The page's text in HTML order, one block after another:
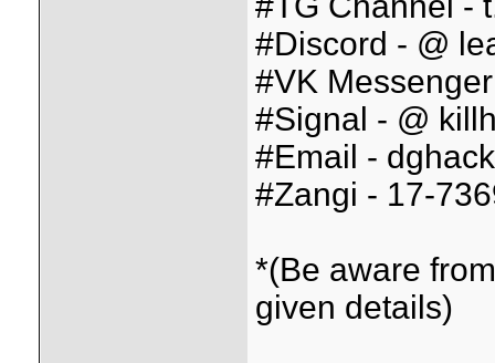
#Discord - @
#VK
#Signal - @
#Email -
#Zangi - 17-
*(Be aware
given details)